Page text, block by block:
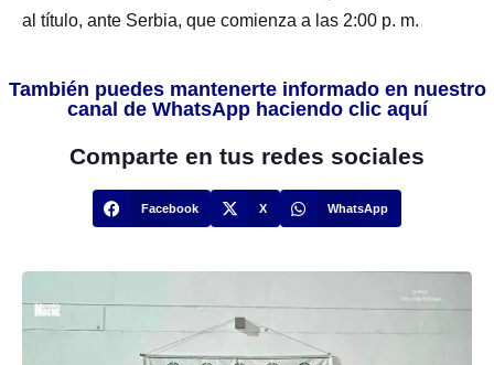
al título, ante Serbia, que comienza a las 2:00 p. m.
También puedes mantenerte informado en nuestro
canal de WhatsApp haciendo clic aquí
Comparte en tus redes sociales
Facebook X WhatsApp